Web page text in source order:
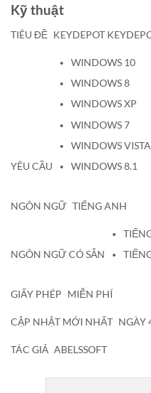
Kỹ thuật
TIÊU ĐỀ KEYDEPOT
YÊU CẦU
WINDOWS 10
WINDOWS 8
WINDOWS XP
WINDOWS 7
WINDOWS VISTA
WINDOWS 8.1
NGÔN NGỮ TIẾNG ANH
NGÔN NGỮ CÓ SẴN
GIẤY PHÉP MIỄN PHÍ
CẬP NHẬT MỚI NHẤT NGÀY
TÁC GIẢ ABELSSOFT